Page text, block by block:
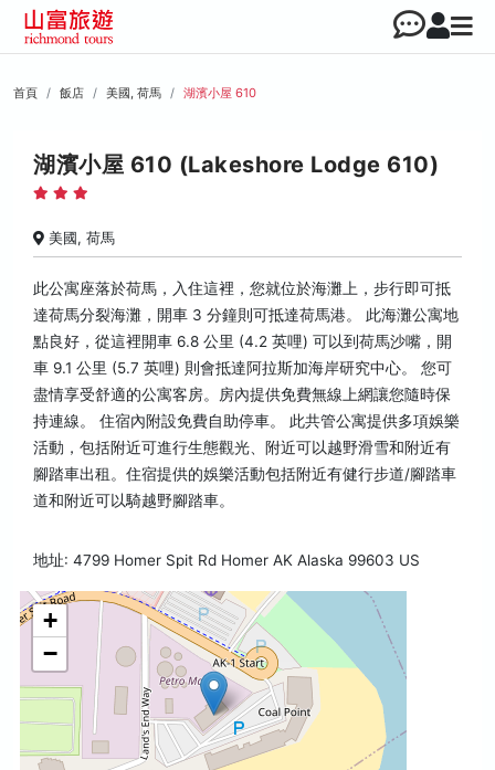
首頁 飯店 美國, 荷馬 湖濱小屋 610
湖濱小屋 610 (Lakeshore Lodge 610)
美國, 荷馬
此公寓座落於荷馬，入住這裡，您就位於海灘上，步行即可抵
達荷馬分裂海灘，開車 3 分鐘則可抵達荷馬港。 此海灘公寓地
點良好，從這裡開車 6.8 公里 (4.2 英哩) 可以到荷馬沙嘴，開
車 9.1 公里 (5.7 英哩) 則會抵達阿拉斯加海岸研究中心。 您可
盡情享受舒適的公寓客房。房內提供免費無線上網讓您隨時保
持連線。 住宿內附設免費自助停車。 此共管公寓提供多項娛樂
活動，包括附近可進行生態觀光、附近可以越野滑雪和附近有
腳踏車出租。住宿提供的娛樂活動包括附近有健行步道/腳踏車
道和附近可以騎越野腳踏車。
地址: 4799 Homer Spit Rd Homer AK Alaska 99603 US
+
−